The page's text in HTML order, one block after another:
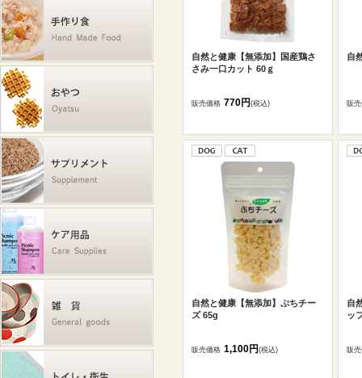
自然と健康【無添加】国産鶏さ
さみ一口カット 60ｇ
販売価格 770円(税込)
自
販
自然と健康【無添加】ぷちチー
ズ 65g
販売価格 1,100円(税込)
自
ッ
販